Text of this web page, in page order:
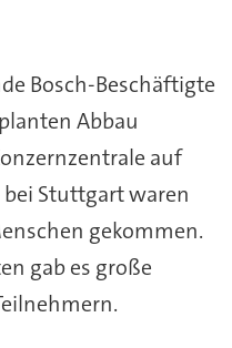
Bosch-Beschäftigte
Abbau
auf
Stuttgart waren
gekommen.
gab es große